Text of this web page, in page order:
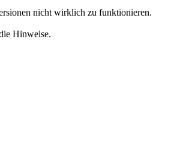
nicht wirklich zu funktionieren.
Hinweise.